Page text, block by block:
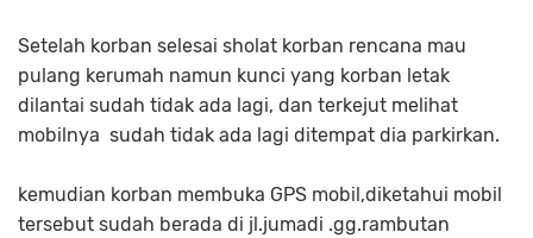
Setelah korban selesai sholat korban rencana mau
pulang kerumah namun kunci yang korban letak
dilantai sudah tidak ada lagi, dan terkejut melihat
mobilnya sudah tidak ada lagi ditempat dia parkirkan.
kemudian korban membuka GPS mobil,diketahui mobil
tersebut sudah berada di jl.jumadi .gg.rambutan